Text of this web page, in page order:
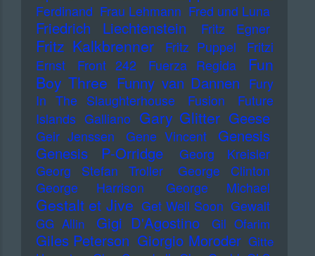
Ferdinand Frau Lehmann Fred und Luna
Friedrich Liechtenstein Fritz Egner
Fritz Kalkbrenner Fritz Puppel
Fritzi
Ernst
Front 242 Fuerza Regida
Fun
Boy Three Funny van Dannen Fury
In The Slaughterhouse
Fusion
Future
Islands Galliano Gary Glitter Geese
Geir Jenssen Gene Vincent
Genesis
Genesis P-Orridge
Georg Kreisler
Georg Stefan Troller
George Clinton
George Harrison
George Michael
Gestalt et Jive Get Well Soon Gewalt
GG Allin
Gigi D'Agostino Gil Ofarim
Giles Peterson Giorgio Moroder Gitte